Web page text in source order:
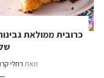
כרובית ממולאת
מאת רחלי